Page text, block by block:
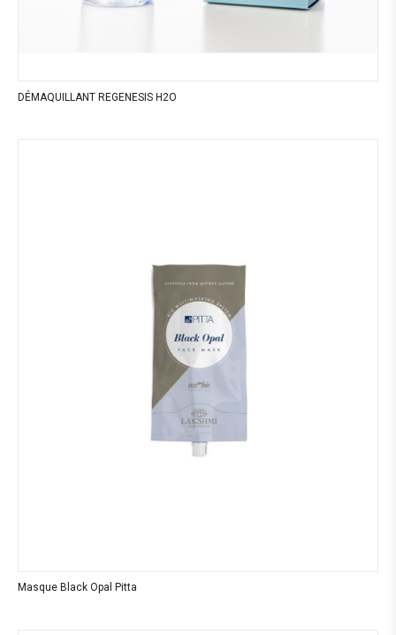
DÉMAQUILLANT REGENESIS H2O
Masque Black Opal Pitta